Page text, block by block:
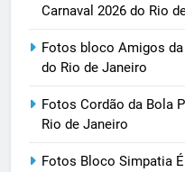
Carnaval 2026 do Rio
Fotos bloco Amigos da
do Rio de Janeiro
Fotos Cordão da Bola
Rio de Janeiro
Fotos Bloco Simpatia